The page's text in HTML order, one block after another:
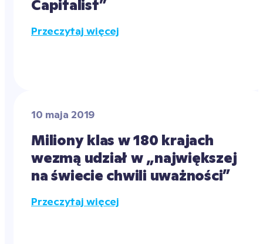
Capitalist”
Przeczytaj więcej
10 maja 2019
Miliony klas w 180 krajach
wezmą udział w „największej
na świecie chwili uważności”
Przeczytaj więcej